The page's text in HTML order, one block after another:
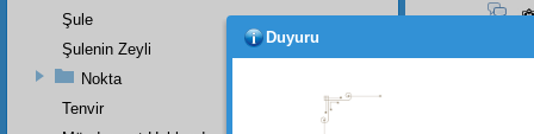
1
Şule
Şulenin Zeyli
Nokta
Tenvir
Duyuru